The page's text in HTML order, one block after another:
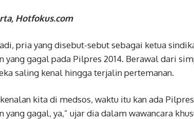
Hotfokus.com
pria yang disebut-sebut sebagai ketua
yang gagal pada Pilpres 2014. Berawal dari
saling kenal hingga terjalin pertemanan.
kita di medsos, waktu itu kan ada
yang gagal, ya,” ujar dia dalam wawancara